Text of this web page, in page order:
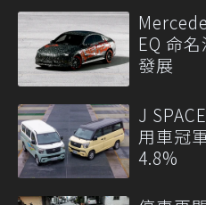
EQ 命
發展
J
用車冠
4.8%